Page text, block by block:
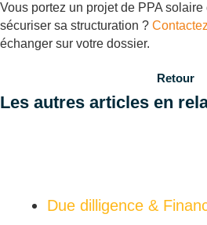
Vous portez un projet de PPA
sécuriser sa structuration ?
échanger sur votre dossier.
Retour
Les autres articles en
Due dilligence &